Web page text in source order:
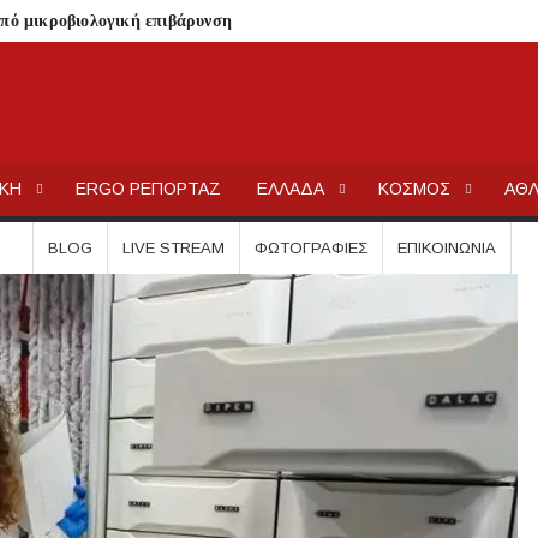
μικροβιολογική επιβάρυνση
συναυλία στον Πύργο
σήμερα αίτηση ανά ΑΦΜ
€
στον Πολύγυρο – Ένα σημαντικό βήμα για την πλήρη
Βασίλειο και Αυστραλία
– Άμεση κινητοποίηση Λιμενικού και Πυροσβεστικής
ΓΙΑ ΤΗ ΔΙΑΒΡΩΣΗ, ΟΧΙ ΑΠΟΣΠΑΣΜΑΤΙΚΕΣ
ERGO ΡΕΠΟΡΤΑΖ ΕΛΛΑΔΑ ΚΟΣΜΟΣ
BLOG LIVE STREAM ΦΩΤΟΓΡΑΦΊΕΣ ΕΠΙΚΟΙΝΩΝΊΑ